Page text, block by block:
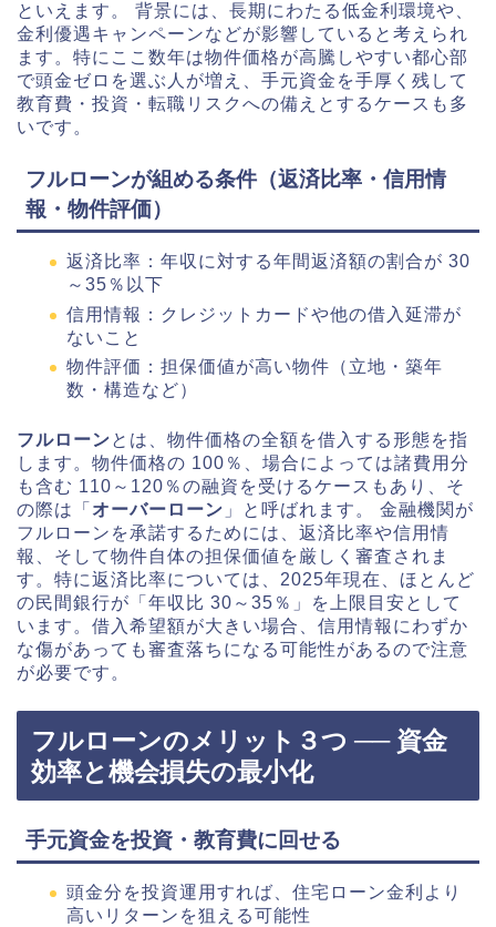
といえます。 背景には、長期にわたる低金利環境や、
金利優遇キャンペーンなどが影響していると考えられ
ます。特にここ数年は物件価格が高騰しやすい都心部
で頭金ゼロを選ぶ人が増え、手元資金を手厚く残して
教育費・投資・転職リスクへの備えとするケースも多
いです。
フルローンが組める条件（返済比率・信用情
報・物件評価）
返済比率：年収に対する年間返済額の割合が 30
～35％以下
信用情報：クレジットカードや他の借入延滞が
ないこと
物件評価：担保価値が高い物件（立地・築年
数・構造など）
フルローンとは、物件価格の全額を借入する形態を指
します。物件価格の 100％、場合によっては諸費用分
も含む 110～120％の融資を受けるケースもあり、そ
の際は「 オーバーローン 」と呼ばれます。 金融機関が
フルローンを承諾するためには、返済比率や信用情
報、そして物件自体の担保価値を厳しく審査されま
す。特に返済比率については、2025年現在、ほとんど
の民間銀行が「年収比 30～35％」を上限目安として
います。借入希望額が大きい場合、信用情報にわずか
な傷があっても審査落ちになる可能性があるので注意
が必要です。
フルローンのメリット３つ ── 資金
効率と機会損失の最小化
手元資金を投資・教育費に回せる
頭金分を投資運用すれば、住宅ローン金利より
高いリターンを狙える可能性